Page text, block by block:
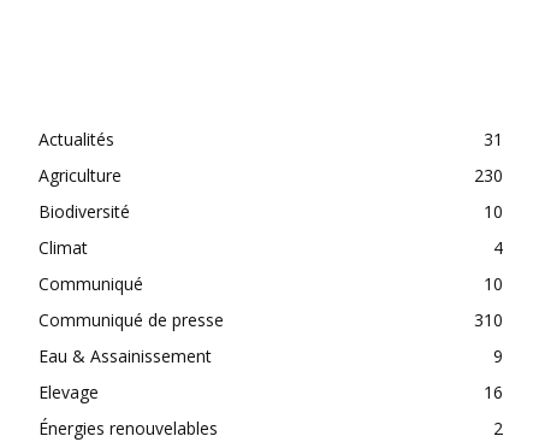
Actualités
31
Agriculture
230
Biodiversité
10
Climat
4
Communiqué
10
Communiqué de presse
310
Eau & Assainissement
9
Elevage
16
Énergies renouvelables
2